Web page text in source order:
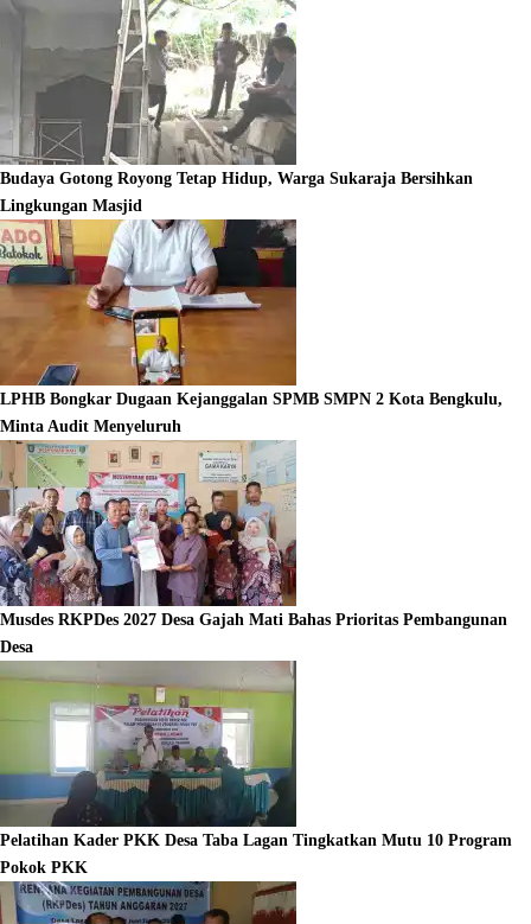
Budaya Gotong Royong Tetap Hidup, Warga Sukaraja Bersihkan
Lingkungan Masjid
LPHB Bongkar Dugaan Kejanggalan SPMB SMPN 2 Kota Bengkulu,
Minta Audit Menyeluruh
Musdes RKPDes 2027 Desa Gajah Mati Bahas Prioritas Pembangunan
Desa
Pelatihan Kader PKK Desa Taba Lagan Tingkatkan Mutu 10 Program
Pokok PKK